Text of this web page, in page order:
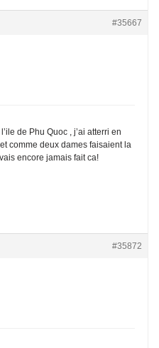
#35667
de Phu Quoc , j’ai atterri en
comme deux dames faisaient la
encore jamais fait ca!
#35872